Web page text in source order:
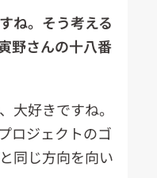
。そう考える
野さんの十八番
大好きですね。
ロジェクトのゴ
同じ方向を向い